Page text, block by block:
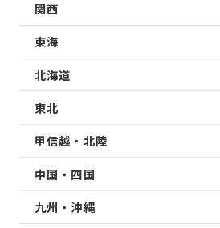
関西
東海
北海道
東北
甲信越・北陸
中国・四国
九州・沖縄